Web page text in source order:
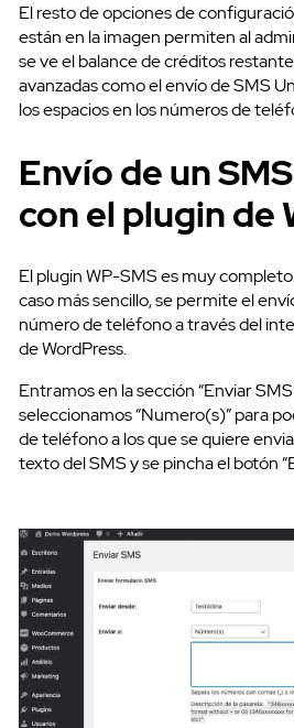
El resto de opciones de
están en la imagen permiten al
se ve el balance de créditos
avanzadas como el envío de SMS
los espacios en los números de
Envío de un
con el plugin de
El plugin WP-SMS es muy
caso más sencillo, se permite el
número de teléfono a través del
de WordPress.
Entramos en la sección “Enviar
seleccionamos “Numero(s)” para
de teléfono a los que se quiere
texto del SMS y se pincha el botón